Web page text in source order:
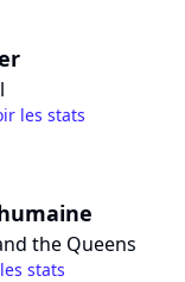
les stats
the Queens
stats